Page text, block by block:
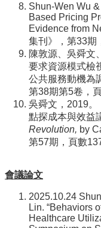
Shun-Wen Wu
Based Pricing
Evidence from
集刊》，第33期
陳敦源、吳舜文
要求資源模式檢
公共服務動機為
第38期第5卷，
吳舜文，2019。
點探成本與效益
Revolution, by
第57期，頁數
會議論文
2025.10.24
Lin. “Behaviors
Healthcare